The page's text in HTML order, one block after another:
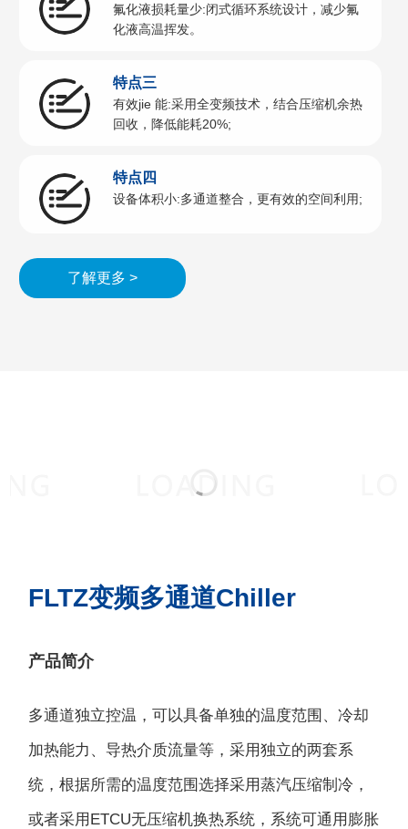
氟化液损耗量少:闭式循环系统设计，减少氟
化液高温挥发。
特点三
有效jie 能:采用全变频技术，结合压缩机余热
回收，降低能耗20%;
特点四
设备体积小:多通道整合，更有效的空间利用;
了解更多 >
FLTZ变频多通道Chiller
产品简介
多通道独立控温，可以具备单独的温度范围、冷却
加热能力、导热介质流量等，采用独立的两套系
统，根据所需的温度范围选择采用蒸汽压缩制冷，
或者采用ETCU无压缩机换热系统，系统可通用膨胀